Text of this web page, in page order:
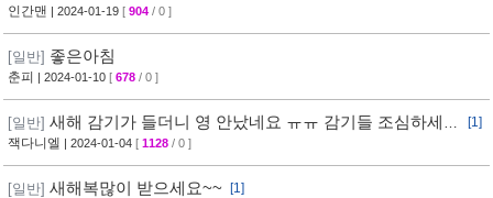
인간맨 | 2024-01-19 [ 904 / 0 ]
[일반] 좋은아침
춘피 | 2024-01-10 [ 678 / 0 ]
[일반] 새해 감기가 들더니 영 안났네요 ㅠㅠ 감기들 조심하세요
~
[1]
잭다니엘 | 2024-01-04 [ 1128 / 0 ]
[일반] 새해복많이 받으세요~~
[1]